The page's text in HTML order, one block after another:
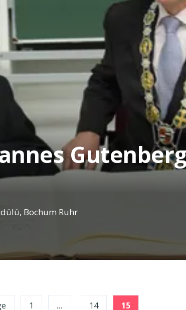
Bochum Ruhr
1 … 14 15